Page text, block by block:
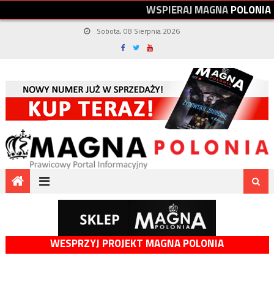
WSPIERAJMAGNAPOLONIA
Sobota, 08 Sierpnia 2026
WESPRZYJ PROJEKT MAGNA POLONIA